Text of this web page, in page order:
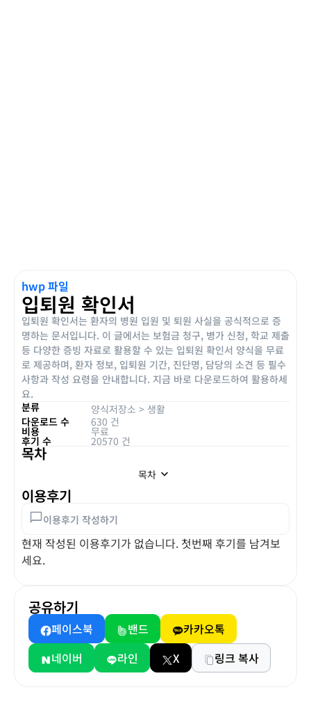
hwp 파일
입퇴원 확인서
입퇴원 확인서는 환자의 병원 입원 및 퇴원 사실을 공식적으로 증
명하는 문서입니다. 이 글에서는 보험금 청구, 병가 신청, 학교 제출
등 다양한 증빙 자료로 활용할 수 있는 입퇴원 확인서 양식을 무료
로 제공하며, 환자 정보, 입퇴원 기간, 진단명, 담당의 소견 등 필수
사항과 작성 요령을 안내합니다. 지금 바로 다운로드하여 활용하세
요.
분류
양식저장소 > 생활
다운로드 수
630 건
비용 무료
후기 수 20570 건
목차
목차
이용후기
이용후기 작성하기
현재 작성된 이용후기가 없습니다. 첫번째 후기를 남겨보
세요.
공유하기
페이스북 밴드
카카오톡
네이버
라인 X 링크 복사